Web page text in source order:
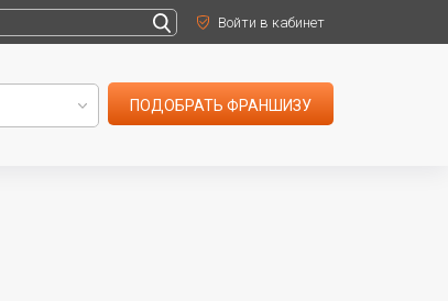
Войти в кабинет
ПОДОБРАТЬ ФРАНШИЗУ